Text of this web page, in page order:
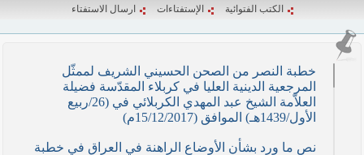
الكتب الفتوائية الإستفتاءات ارسال الاستفتاء
خطبة النصر من الصحن الحسيني الشريف لممثّل
المرجعية الدينية العليا في كربلاء المقدّسة فضيلة
العلاّمة الشيخ عبد المهدي الكربلائي في (26/ربيع
الأول/1439هـ) الموافق (15/12/2017م)
نص ما ورد بشأن الأوضاع الراهنة في العراق في خطبة